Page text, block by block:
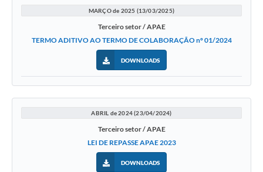
MARÇO de 2025 (13/03/2025)
Terceiro setor / APAE
TERMO ADITIVO AO TERMO DE COLABORAÇÃO nº 01/2024
DOWNLOADS
ABRIL de 2024 (23/04/2024)
Terceiro setor / APAE
LEI DE REPASSE APAE 2023
DOWNLOADS